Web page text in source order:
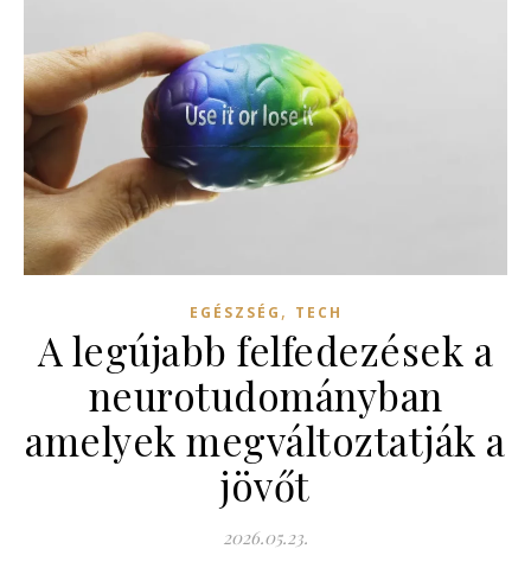
EGÉSZSÉG , TECH
A legújabb felfedezések a
neurotudományban
amelyek megváltoztatják a
jövőt
2026.05.23.